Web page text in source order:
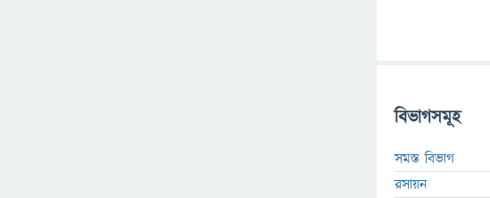
বিভাগসমূহ
সমস্ত বিভাগ
রসায়ন